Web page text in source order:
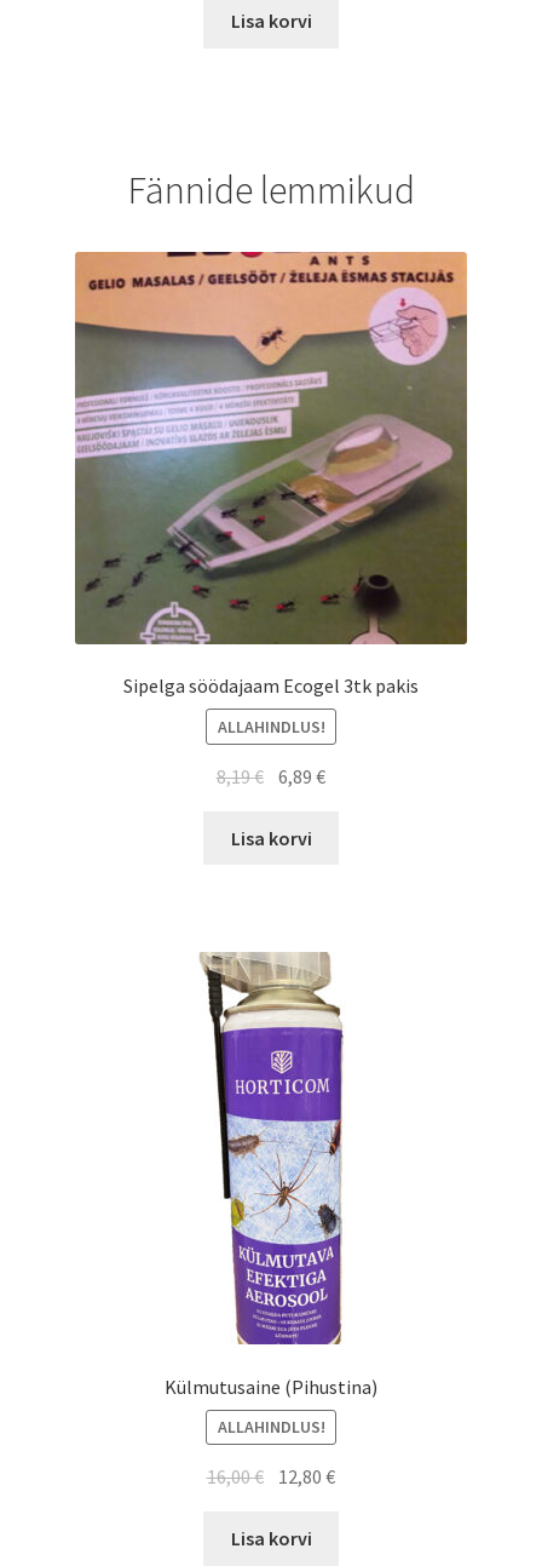
Lisa korvi
Fännide lemmikud
Sipelga söödajaam Ecogel 3tk pakis
ALLAHINDLUS!
8,19€ 6,89€
Lisa korvi
Külmutusaine (Pihustina)
ALLAHINDLUS!
16,00€ 12,80€
Lisa korvi